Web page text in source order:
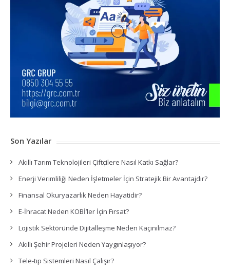
Son Yazılar
Akıllı Tarım Teknolojileri Çiftçilere Nasıl Katkı Sağlar?
Enerji Verimliliği Neden İşletmeler İçin Stratejik Bir Avantajdır?
Finansal Okuryazarlık Neden Hayatidir?
E-İhracat Neden KOBİ’ler İçin Fırsat?
Lojistik Sektöründe Dijitalleşme Neden Kaçınılmaz?
Akıllı Şehir Projeleri Neden Yaygınlaşıyor?
Tele-tıp Sistemleri Nasıl Çalışır?